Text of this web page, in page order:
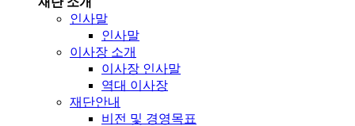
인사말
인사말
이사장 소개
이사장 인사말
역대 이사장
재단안내
비전 및 경영목표